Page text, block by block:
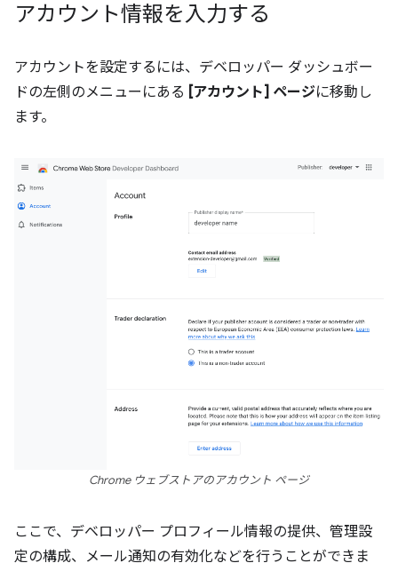
アカウント情報を入力する
アカウントを設定するには、デベロッパー ダッシュボー
ドの左側のメニューにある [アカウント] ページに移動し
ます。
Chrome ウェブストアのアカウント ページ
ここで、デベロッパー プロフィール情報の提供、管理設
定の構成、メール通知の有効化などを行うことができま